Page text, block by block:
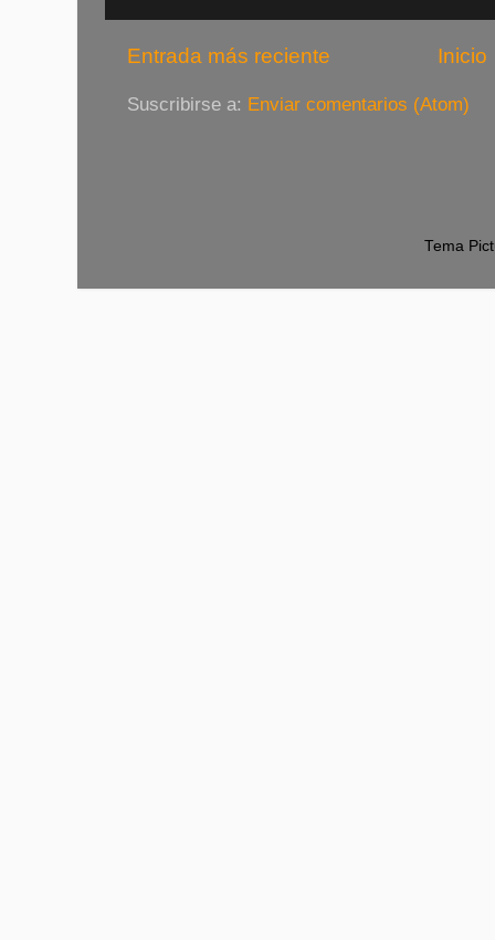
Entrada más reciente Inicio
Suscribirse a: Enviar comentarios (Atom)
Tema